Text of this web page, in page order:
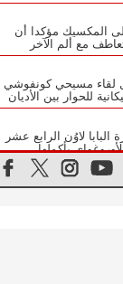
إلى المكسيك مؤكدا أن
مع ألم الآخر
لقاء مسيحي كونفوشي
للحوار بين الأديان
البابا لاوُن الرابع عشر
بأكملها
الرسولية للبابا